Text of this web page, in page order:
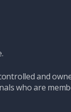
and
who are